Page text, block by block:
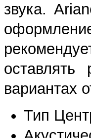
звука.
вариантах
Тип